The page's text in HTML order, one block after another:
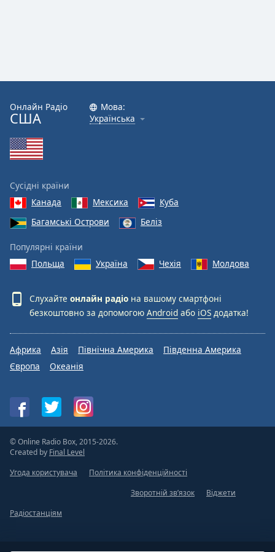
Онлайн Радіо
США
Мова:
Українська
Сусідні країни
Канада
Мексика
Куба
Багамські Острови
Беліз
Популярні країни
Польща
Україна Чехія Молдова
Слухайте онлайн радіо на вашому смартфоні
безкоштовно за допомогою Android або iOS додатка!
Африка Азія Північна Америка
Південна Америка
Європа
Океанія
© Online Radio Box, 2015-2026.
Created by Final Level
Угода користувача
Політика конфіденційності
Зворотній зв’язок
Віджети
Радіостанціям